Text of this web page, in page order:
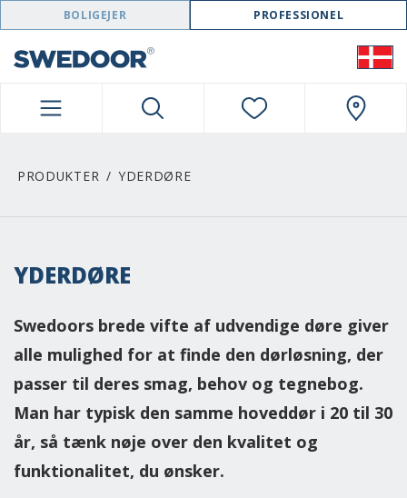
SWEDOOR NAVIGATION
BOLIGEJER PROFESSIONEL
PRODUKTER YDERDØRE
YDERDØRE
Swedoors brede vifte af udvendige døre giver
alle mulighed for at finde den dørløsning, der
passer til deres smag, behov og tegnebog.
Man har typisk den samme hoveddør i 20 til 30
år, så tænk nøje over den kvalitet og
funktionalitet, du ønsker.